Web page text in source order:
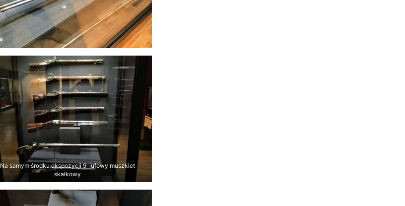
Na samym środku ekspozycji 9-lufowy muszkiet
skałkowy